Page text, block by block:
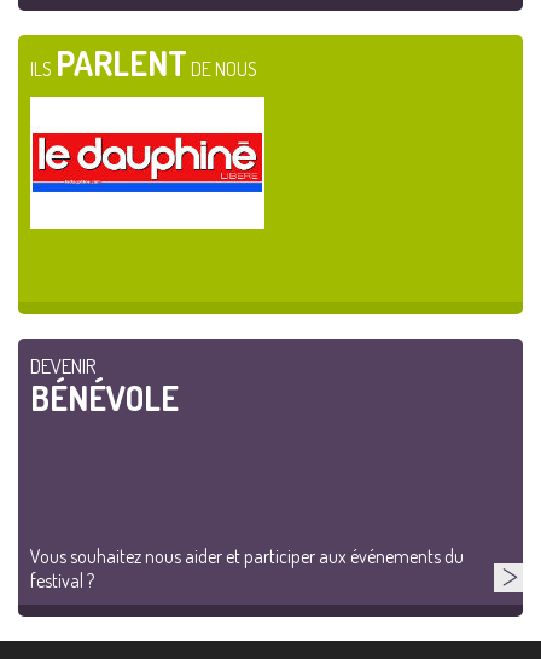
ILS PARLENT DE NOUS
DEVENIR
BÉNÉVOLE
Vous souhaitez nous aider et participer aux événements du
festival ?